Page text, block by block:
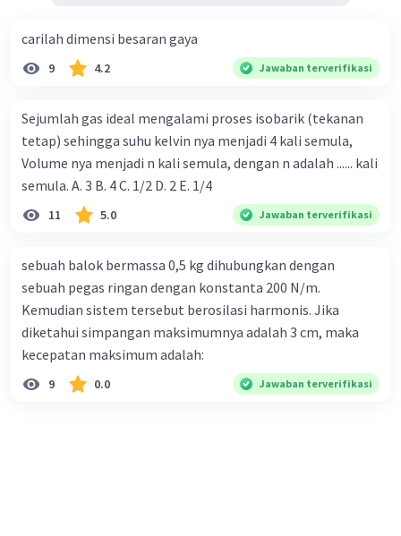
carilah dimensi besaran gaya
9 4.2 Jawaban terverifikasi
Sejumlah gas ideal mengalami proses isobarik (tekanan
tetap) sehingga suhu kelvin nya menjadi 4 kali semula,
Volume nya menjadi n kali semula, dengan n adalah ...... kali
semula. A. 3 B. 4 C. 1/2 D. 2 E. 1/4
11 5.0 Jawaban terverifikasi
sebuah balok bermassa 0,5 kg dihubungkan dengan
sebuah pegas ringan dengan konstanta 200 N/m.
Kemudian sistem tersebut berosilasi harmonis. Jika
diketahui simpangan maksimumnya adalah 3 cm, maka
kecepatan maksimum adalah:
9 0.0 Jawaban terverifikasi